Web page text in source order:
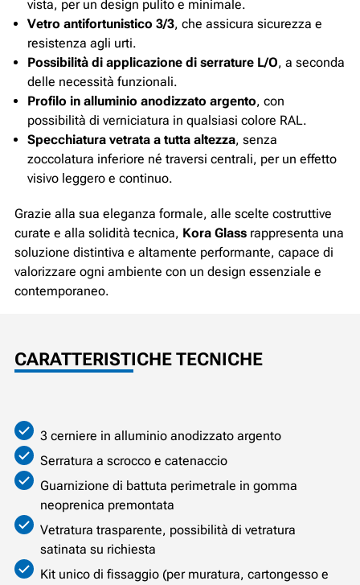
vista, per un design pulito e minimale.
Vetro antifortunistico 3/3, che assicura sicurezza e
resistenza agli urti.
Possibilità di applicazione di serrature L/O, a seconda
delle necessità funzionali.
Profilo in alluminio anodizzato argento, con
possibilità di verniciatura in qualsiasi colore RAL.
Specchiatura vetrata a tutta altezza, senza
zoccolatura inferiore né traversi centrali, per un effetto
visivo leggero e continuo.
Grazie alla sua eleganza formale, alle scelte costruttive
curate e alla solidità tecnica, Kora Glass rappresenta una
soluzione distintiva e altamente performante, capace di
valorizzare ogni ambiente con un design essenziale e
contemporaneo.
CARATTERISTICHE TECNICHE
3 cerniere in alluminio anodizzato argento
Serratura a scrocco e catenaccio
Guarnizione di battuta perimetrale in gomma
neoprenica premontata
Vetratura trasparente, possibilità di vetratura
satinata su richiesta
Kit unico di fissaggio (per muratura, cartongesso e